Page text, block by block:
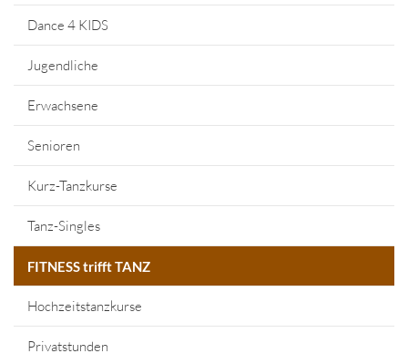
Dance 4 KIDS
Jugendliche
Erwachsene
Senioren
Kurz-Tanzkurse
Tanz-Singles
FITNESS trifft TANZ
Hochzeitstanzkurse
Privatstunden